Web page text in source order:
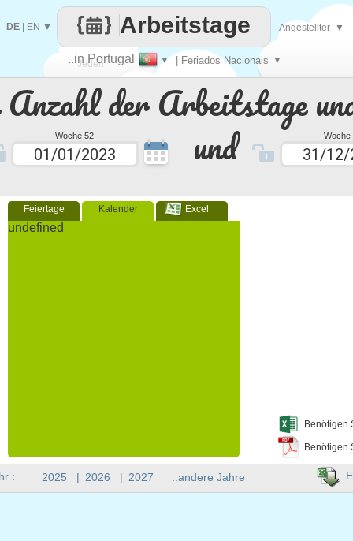
Anzahl der Arbeitstage
Woche 52 und Woche
Feiertage Kalender Excel
undefined
Benötigen
Benötigen
Jeden
Tag
..in Portugal ▼ | Feriados Nacionais ▼
Arbeitstage
DE EN ▼ Angestellter ▼
: 2025 | 2026 | 2027 ..andere Jahre